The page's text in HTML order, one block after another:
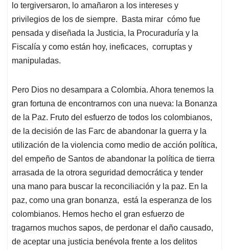
lo tergiversaron, lo amañaron a los intereses y
privilegios de los de siempre. Basta mirar cómo fue
pensada y diseñada la Justicia, la Procuraduría y la
Fiscalía y como están hoy, ineficaces, corruptas y
manipuladas.
Pero Dios no desampara a Colombia. Ahora tenemos la
gran fortuna de encontrarnos con una nueva: la Bonanza
de la Paz. Fruto del esfuerzo de todos los colombianos,
de la decisión de las Farc de abandonar la guerra y la
utilización de la violencia como medio de acción política,
del empeño de Santos de abandonar la política de tierra
arrasada de la otrora seguridad democrática y tender
una mano para buscar la reconciliación y la paz. En la
paz, como una gran bonanza, está la esperanza de los
colombianos. Hemos hecho el gran esfuerzo de
tragarnos muchos sapos, de perdonar el daño causado,
de aceptar una justicia benévola frente a los delitos